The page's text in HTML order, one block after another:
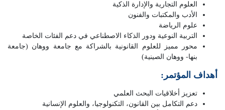
العلوم التجارية والإدارة الذكية
الأدب والمكتبات والفنون
علوم الرياضة
التربية النوعية ودور الذكاء الاصطناعي في دعم الفئات الخاصة
محور مميز للعلوم القانونية بالشراكة مع جامعة ووهان (جامعة
بنها- ووهان الصينية)
أهداف المؤتمر:
تعزيز أخلاقيات البحث العلمي
دعم التكامل بين القانون، التكنولوجيا، والعلوم الإنسانية